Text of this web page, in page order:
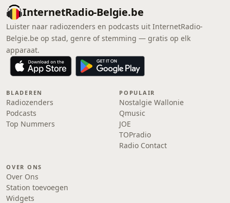
InternetRadio-Belgie.be
Luister naar radiozenders en podcasts uit InternetRadio-
Belgie.be op stad, genre of stemming — gratis op elk
apparaat.
BLADEREN
Radiozenders
Podcasts
Top Nummers
POPULAIR
Nostalgie Wallonie
Qmusic
JOE
TOPradio
Radio Contact
OVER ONS
Over Ons
Station toevoegen
Widgets